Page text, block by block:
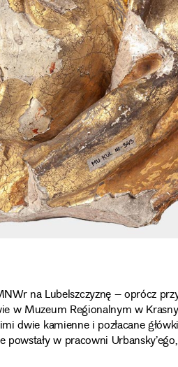
na Lubelszczyznę – oprócz
w Muzeum Regionalnym w
dwie kamienne i pozłacane
w pracowni